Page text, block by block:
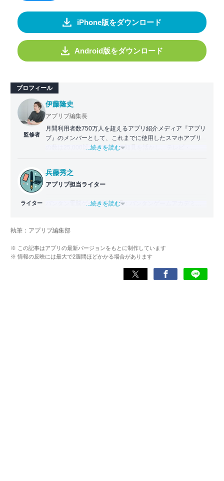
iPhone版をダウンロード
Android版をダウンロード
プロフィール
監修者
伊藤隆史
アプリブ編集長
月間利用者数750万人を超えるアプリ紹介メディア『アプリ
ブ』のメンバーとして、これまでに使用したスマホアプリ
の数は25,000以上。アプリの知見を活かし、テレビ・
化アプリの紹介）、TBS『サタプラ』（スマホライフが変
わる神アプリの紹介）、J-WAVE『STEP ONE』（今話題の
...続きを読む
ライター
兵藤秀之
アプリブ担当ライター
バンタン電脳ゲーム学院（現：バンタンゲームアカデミ
タート。2014年からはヴォラーレ株式会社（現：ナイル株
フォンアプリ関連の記事を10年以上制作。Webライティン
グ能力検定1級、漢字検定2級を所持。ゲームが持つ楽しさ
を、ツールにある便利さを伝わるライティングを心がけて
...続きを読む
執筆：アプリブ編集部
※ この記事はアプリの最新バージョンをもとに制作しています
※ 情報の反映には最大で2週間ほどかかる場合があります